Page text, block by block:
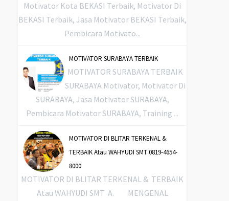
Motivator Kota BEKASI Terbaik, Motivator Di
BEKASI Terbaik, Jasa Motivator BEKASI Terbaik,
Pembicara Motivato...
MOTIVATOR SURABAYA TERBAIK
MOTIVATOR SURABAYA TERBAIK
SURABAYA Motivator, Motivator Di
SURABAYA, Jasa Motivator SURABAYA,
Pembicara Motivator SURABAYA, Training ...
MOTIVATOR DI BLITAR TERKENAL &
TERBAIK Atau WAHYUDI SMT 0819-4654-
8000
MOTIVATOR DI BLITAR TERKENAL & TERBAIK
Atau WAHYUDI SMT A. MENGENAL